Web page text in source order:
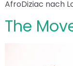
AfroDiziac nach
The